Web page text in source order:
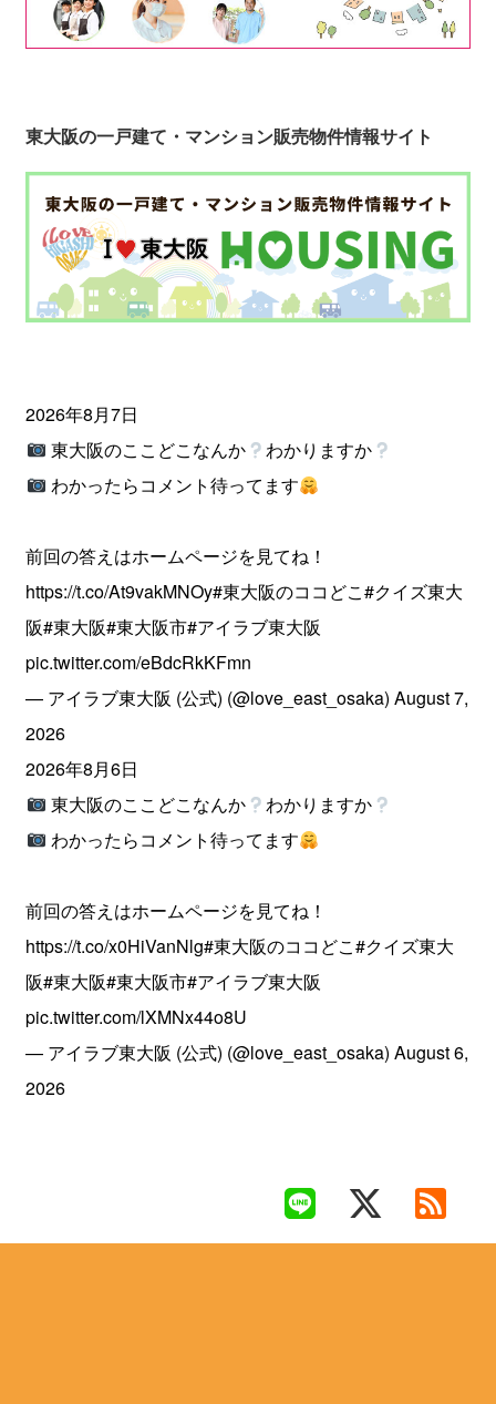
東大阪の一戸建て・マンション販売物件情報サイト
2026年8月7日
東大阪のここどこなんか
わかりますか
わかったらコメント待ってます
前回の答えはホームページを見てね！
https://t.co/At9vakMNOy#東大阪のココどこ#クイズ東大
阪#東大阪#東大阪市#アイラブ東大阪
pic.twitter.com/eBdcRkKFmn
— アイラブ東大阪 (公式) (@love_east_osaka)August 7,
2026
2026年8月6日
東大阪のここどこなんか
わかりますか
わかったらコメント待ってます
前回の答えはホームページを見てね！
https://t.co/x0HiVanNlg#東大阪のココどこ#クイズ東大
阪#東大阪#東大阪市#アイラブ東大阪
pic.twitter.com/lXMNx44o8U
— アイラブ東大阪 (公式) (@love_east_osaka)August 6,
2026